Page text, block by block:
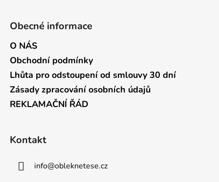
Obecné informace
O NÁS
Obchodní podmínky
Lhůta pro odstoupení od smlouvy 30 dní
Zásady zpracování osobních údajů
REKLAMAČNÍ ŘÁD
Kontakt
info@obleknetese.cz